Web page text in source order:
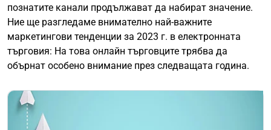
познатите канали продължават да набират значение.
Ние ще разгледаме внимателно най-важните
маркетингови тенденции за 2023 г. в електронната
търговия: На това онлайн търговците трябва да
обърнат особено внимание през следващата година.